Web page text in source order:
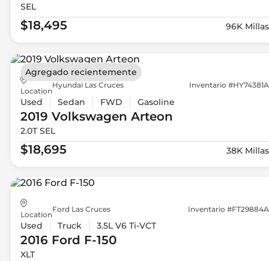
SEL
$18,495 96K Millas
Location
Hyundai Las Cruces Inventario #HY74381A
Used Sedan FWD Gasoline
2019 Volkswagen Arteon
2.0T SEL
$18,695 38K Millas
Agregado recientemente
Location
Ford Las Cruces Inventario #FT29884A
Used Truck 3.5L V6 Ti-VCT
2016 Ford F-150
XLT